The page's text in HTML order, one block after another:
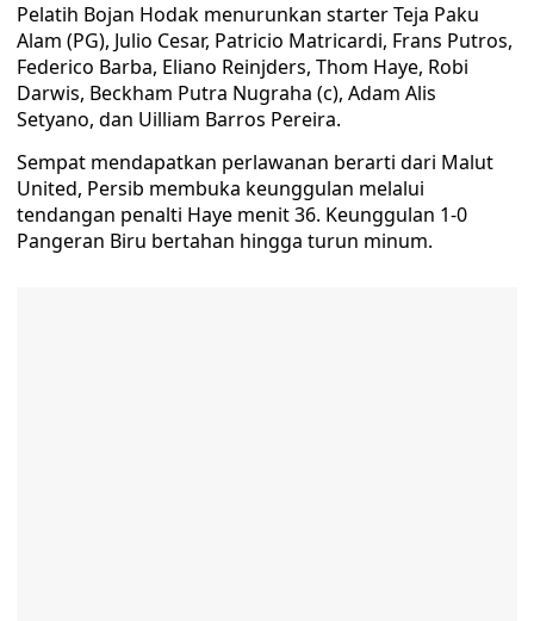
Pelatih Bojan Hodak menurunkan starter Teja Paku
Alam (PG), Julio Cesar, Patricio Matricardi, Frans Putros,
Federico Barba, Eliano Reinjders, Thom Haye, Robi
Darwis, Beckham Putra Nugraha (c), Adam Alis
Setyano, dan Uilliam Barros Pereira.
Sempat mendapatkan perlawanan berarti dari Malut
United, Persib membuka keunggulan melalui
tendangan penalti Haye menit 36. Keunggulan 1-0
Pangeran Biru bertahan hingga turun minum.